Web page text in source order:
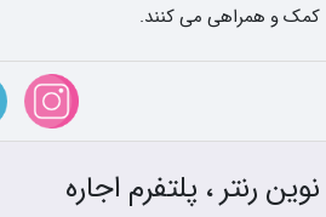
کمک و همراهی می کنند.
نوین رنتر ، پلتفرم اجاره